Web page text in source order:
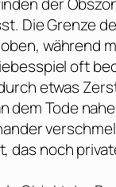
der
Die Grenze
während
oft
etwas
dem Tode
das noch